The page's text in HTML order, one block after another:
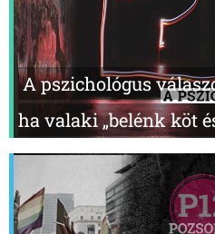
A pszichológus
ha valaki „belénk köt